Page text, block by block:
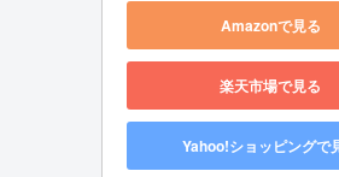
Amazonで見る
楽天市場で見る
Yahoo!ショッピングで